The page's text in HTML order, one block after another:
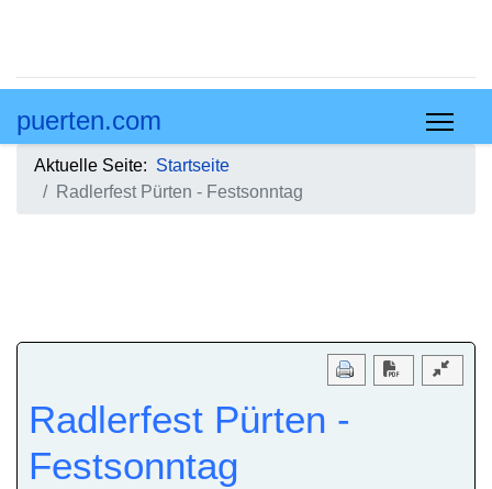
puerten.com
Aktuelle Seite: Startseite
Radlerfest Pürten - Festsonntag
Download PDF
Radlerfest Pürten -
Festsonntag